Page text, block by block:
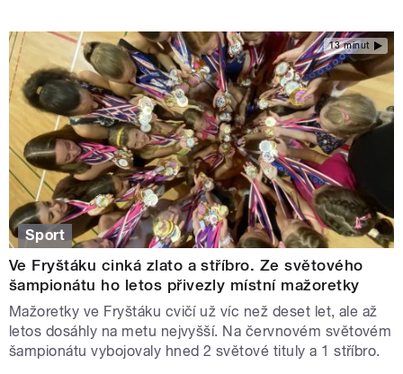
13 minut
Sport
Ve Fryštáku cinká zlato a stříbro. Ze světového
šampionátu ho letos přivezly místní mažoretky
Mažoretky ve Fryštáku cvičí už víc než deset let, ale až
letos dosáhly na metu nejvyšší. Na červnovém světovém
šampionátu vybojovaly hned 2 světové tituly a 1 stříbro.